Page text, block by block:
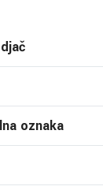
oznaka